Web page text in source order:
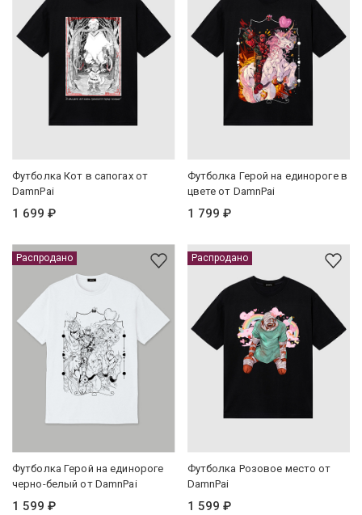
Футболка Кот в сапогах от
DamnPai
1 699 ₽
Футболка Герой на единороге в
цвете от DamnPai
1 799 ₽
Распродано
Футболка Герой на единороге
черно-белый от DamnPai
1 599 ₽
Распродано
Футболка Розовое место от
DamnPai
1 599 ₽